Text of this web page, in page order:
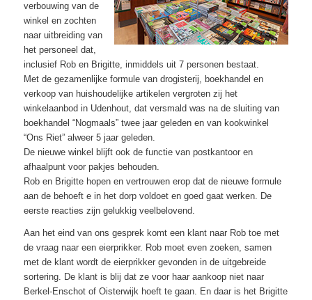
verbouwing van de
winkel en zochten
naar uitbreiding van
het personeel dat,
inclusief Rob en Brigitte, inmiddels uit 7 personen bestaat.
Met de gezamenlijke formule van drogisterij, boekhandel en
verkoop van huishoudelijke artikelen vergroten zij het
winkelaanbod in Udenhout, dat versmald was na de sluiting van
boekhandel “Nogmaals” twee jaar geleden en van kookwinkel
“Ons Riet” alweer 5 jaar geleden.
De nieuwe winkel blijft ook de functie van postkantoor en
afhaalpunt voor pakjes behouden.
Rob en Brigitte hopen en vertrouwen erop dat de nieuwe formule
aan de behoeft e in het dorp voldoet en goed gaat werken. De
eerste reacties zijn gelukkig veelbelovend.
Aan het eind van ons gesprek komt een klant naar Rob toe met
de vraag naar een eierprikker. Rob moet even zoeken, samen
met de klant wordt de eierprikker gevonden in de uitgebreide
sortering. De klant is blij dat ze voor haar aankoop niet naar
Berkel-Enschot of Oisterwijk hoeft te gaan. En daar is het Brigitte